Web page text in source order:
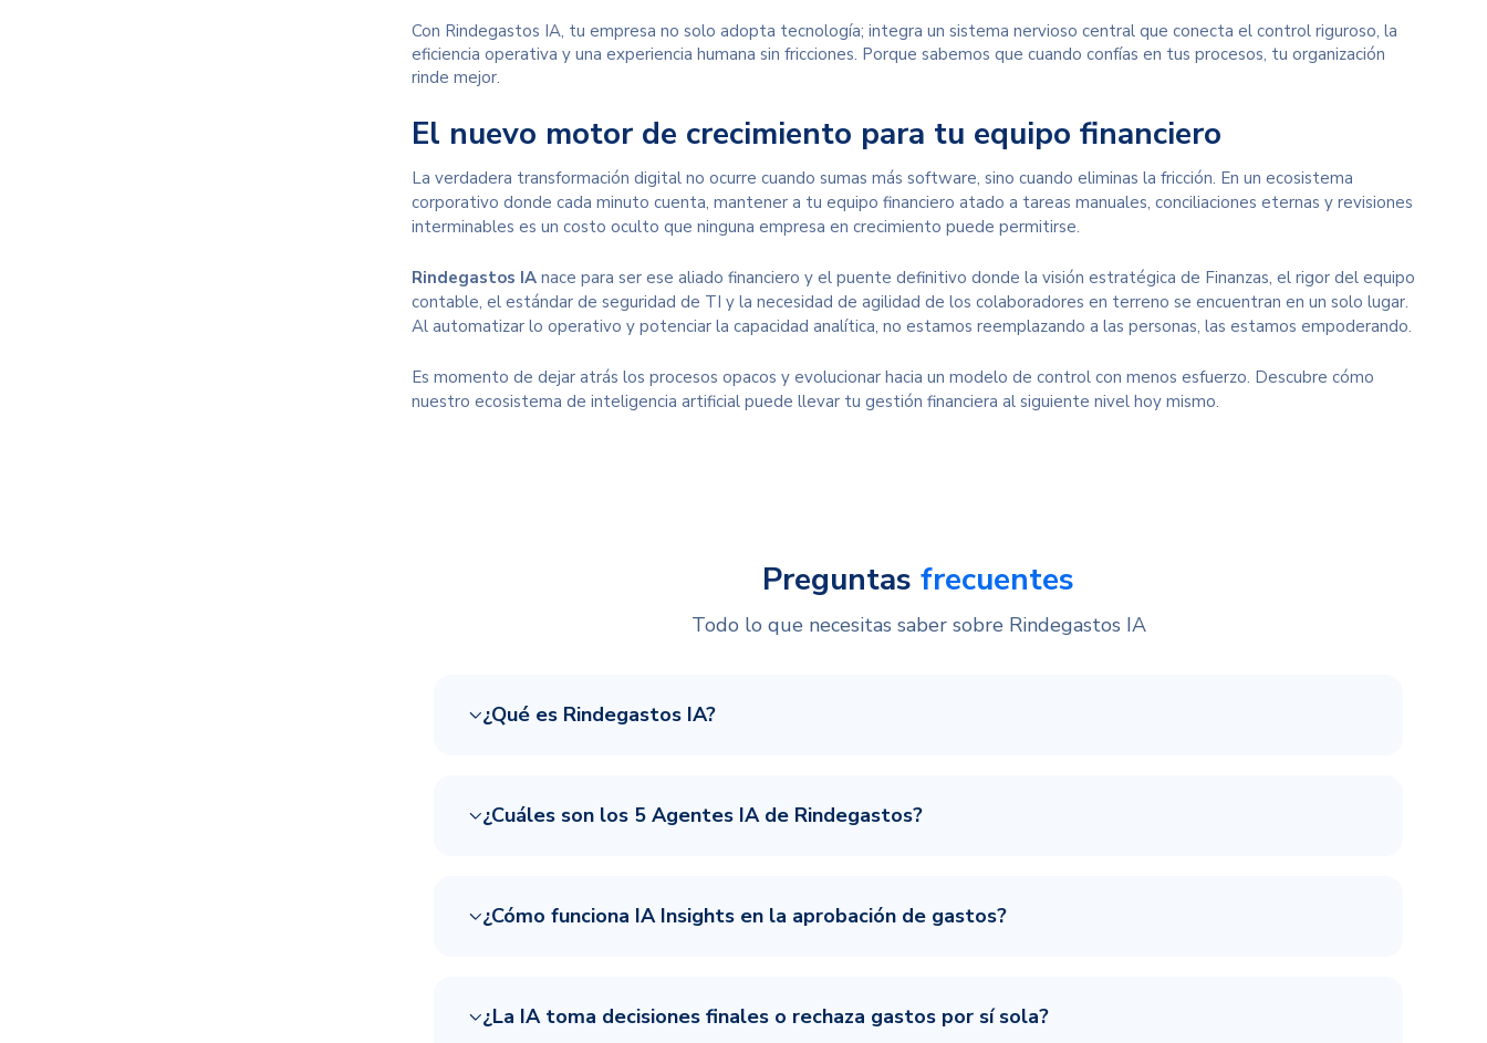
Con Rindegastos IA, tu empresa no solo adopta tecnología; integra un sistema nervioso central que conecta el control riguroso, la
eficiencia operativa y una experiencia humana sin fricciones. Porque sabemos que cuando confías en tus procesos, tu organización
rinde mejor.
El nuevo motor de crecimiento para tu equipo financiero
La verdadera transformación digital no ocurre cuando sumas más software, sino cuando eliminas la fricción. En un ecosistema
corporativo donde cada minuto cuenta, mantener a tu equipo financiero atado a tareas manuales, conciliaciones eternas y revisiones
interminables es un costo oculto que ninguna empresa en crecimiento puede permitirse.
Rindegastos IA nace para ser ese aliado financiero y el puente definitivo donde la visión estratégica de Finanzas, el rigor del equipo
contable, el estándar de seguridad de TI y la necesidad de agilidad de los colaboradores en terreno se encuentran en un solo lugar.
Al automatizar lo operativo y potenciar la capacidad analítica, no estamos reemplazando a las personas, las estamos empoderando.
Es momento de dejar atrás los procesos opacos y evolucionar hacia un modelo de control con menos esfuerzo. Descubre cómo
nuestro ecosistema de inteligencia artificial puede llevar tu gestión financiera al siguiente nivel hoy mismo.
Preguntas frecuentes
Todo lo que necesitas saber sobre Rindegastos IA
¿Qué es Rindegastos IA?
¿Cuáles son los 5 Agentes IA de Rindegastos?
¿Cómo funciona IA Insights en la aprobación de gastos?
¿La IA toma decisiones finales o rechaza gastos por sí sola?